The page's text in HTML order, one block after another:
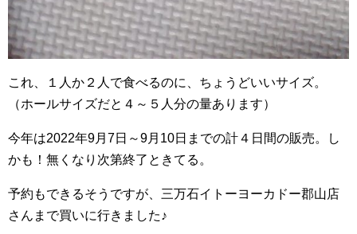
これ、１人か２人で食べるのに、ちょうどいいサイズ。
（ホールサイズだと４～５人分の量あります）
今年は2022年9月7日～9月10日までの計４日間の販売。し
かも！無くなり次第終了ときてる。
予約もできるそうですが、三万石イトーヨーカドー郡山店
さんまで買いに行きました♪